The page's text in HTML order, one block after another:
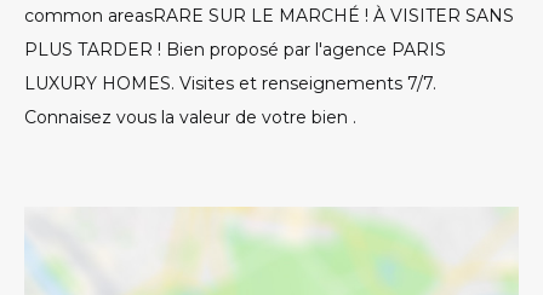
common areasRARE SUR LE MARCHÉ ! À VISITER SANS
PLUS TARDER ! Bien proposé par l'agence PARIS
LUXURY HOMES. Visites et renseignements 7/7.
Connaisez vous la valeur de votre bien .